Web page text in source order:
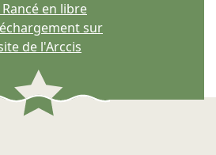
en libre
sur
de l'Arccis